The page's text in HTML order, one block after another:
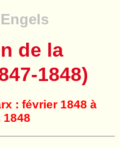
de la
1848)
: février 1848 à